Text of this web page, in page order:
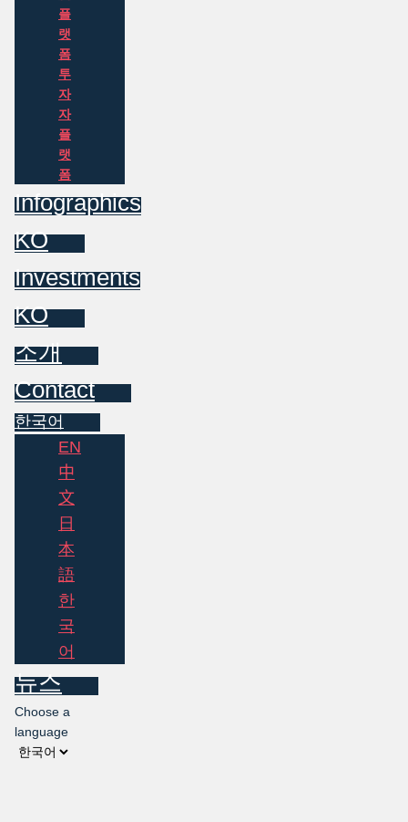
플
랫
폼
투
자
자
플
랫
폼
Infographics
KO
Investments
KO
소개
Contact
한국어
EN
中
文
日
本
語
한
국
어
뉴스
Choose a
language